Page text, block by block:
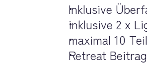
Inklusive
inklusive 2 x
maximal 10
Retreat